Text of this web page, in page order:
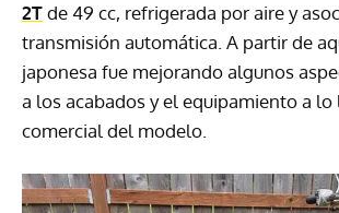
2Tde 49 cc, refrigerada por aire y
transmisión automática. A partir de
japonesa fue mejorando algunos
a los acabados y el equipamiento a
comercial del modelo.